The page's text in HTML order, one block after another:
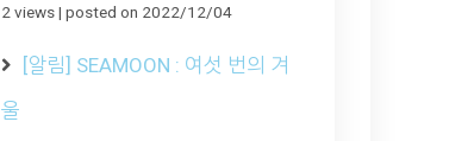
2 views| posted on 2022/12/04
[알림] SEAMOON : 여섯 번의 겨
울